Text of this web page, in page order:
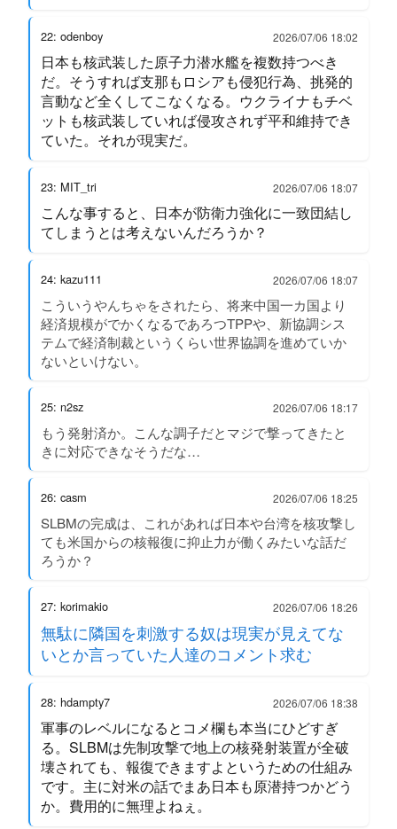
22: odenboy 2026/07/06 18:02
日本も核武装した原子力潜水艦を複数持つべき
だ。そうすれば支那もロシアも侵犯行為、挑発的
言動など全くしてこなくなる。ウクライナもチベ
ットも核武装していれば侵攻されず平和維持でき
ていた。それが現実だ。
23: MIT_tri 2026/07/06 18:07
こんな事すると、日本が防衛力強化に一致団結し
てしまうとは考えないんだろうか？
24: kazu111 2026/07/06 18:07
こういうやんちゃをされたら、将来中国一カ国より
経済規模がでかくなるであろつTPPや、新協調シス
テムで経済制裁というくらい世界協調を進めていか
ないといけない。
25: n2sz 2026/07/06 18:17
もう発射済か。こんな調子だとマジで撃ってきたと
きに対応できなそうだな…
26: casm 2026/07/06 18:25
SLBMの完成は、これがあれば日本や台湾を核攻撃し
ても米国からの核報復に抑止力が働くみたいな話だ
ろうか？
27: korimakio 2026/07/06 18:26
無駄に隣国を刺激する奴は現実が見えてな
いとか言っていた人達のコメント求む
28: hdampty7 2026/07/06 18:38
軍事のレベルになるとコメ欄も本当にひどすぎ
る。SLBMは先制攻撃で地上の核発射装置が全破
壊されても、報復できますよというための仕組み
です。主に対米の話でまあ日本も原潜持つかどう
か。費用的に無理よねぇ。